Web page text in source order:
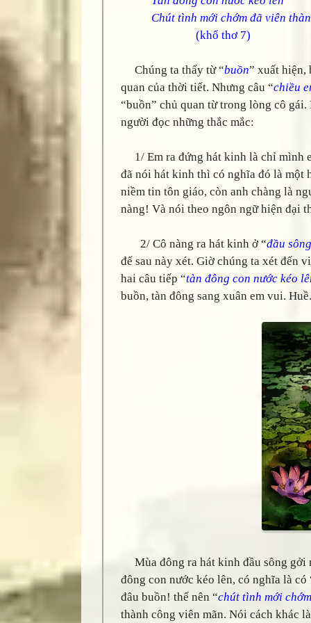
Chút tình mới chớm đã viên
(khổ thơ 7)
Chúng ta thấy từ “buồn” xuất hiện,
quan của thời tiết. Nhưng câu “chiều
“buồn” chủ quan từ trong lòng cô
người đọc những thắc mắc:
1/ Em ra đứng hát kinh là chỉ mình
đã nói hát kinh thì có nghĩa đó là một
niềm tin tôn giáo, còn anh chàng là
nàng! Và nói theo ngôn ngữ hiện đại
2/ Cô nàng ra hát kinh ở “đầu sông
để sau này xét. Giờ chúng ta xét đến
hai câu tiếp “tàn đông con nước kéo
buồn, tàn đông sang xuân em vui. Huề.
Mùa đông ra hát kinh đầu sông gởi
đông con nước kéo lên, có nghĩa là
đâu buồn! thế nên “chút tình mới
thành công viên mãn. Nói cách khác